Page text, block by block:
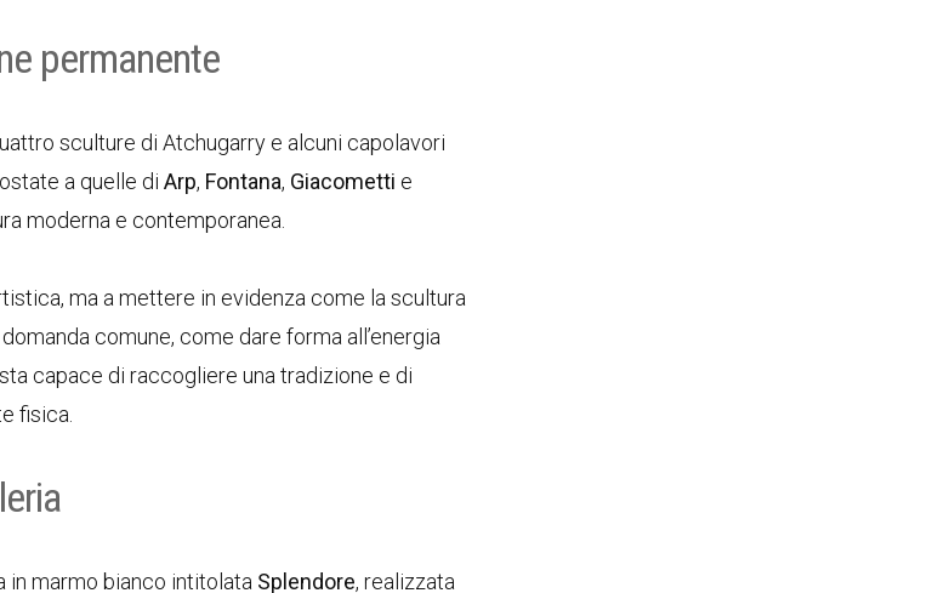
permanente
sculture di Atchugarry e alcuni capolavori
a quelle diArp, Fontana, Giacometti e
moderna e contemporanea.
ma a mettere in evidenza come la scultura
comune, come dare forma all’energia
capace di raccogliere una tradizione e di
fisica.
in marmo bianco intitolata Splendore, realizzata